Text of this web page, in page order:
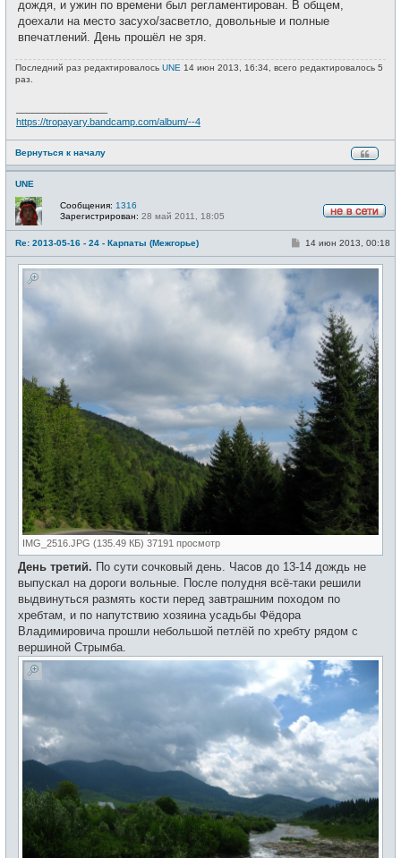
дождя, и ужин по времени был регламентирован. В общем,
доехали на место засухо/засветло, довольные и полные
впечатлений. День прошёл не зря.
Последний раз редактировалось UNE 14 июн 2013, 16:34, всего редактировалось 5
раз.
https://tropayary.bandcamp.com/album/--4
Вернуться к началу
UNE
е
в
с
Сообщения: 1316
Зарегистрирован: 28 май 2011, 18:05
Re: 2013-05-16 - 24 - Карпаты (Межгорье)
С
о
14 июн 2013, 00:18
IMG_2516.JPG (135.49 КБ) 37191 просмотр
День третий. По сути сочковый день. Часов до 13-14 дождь не
выпускал на дороги вольные. После полудня всё-таки решили
выдвинуться размять кости перед завтрашним походом по
хребтам, и по напутствию хозяина усадьбы Фёдора
Владимировича прошли небольшой петлёй по хребту рядом с
вершиной Стрымба.